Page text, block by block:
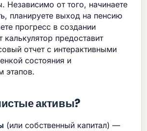
Независимо от того, начинаете
планируете выход на пенсию
прогресс в создании
калькулятор предоставит
отчет с интерактивными
состояния и
этапов.
активы?
(или собственный капитал) —